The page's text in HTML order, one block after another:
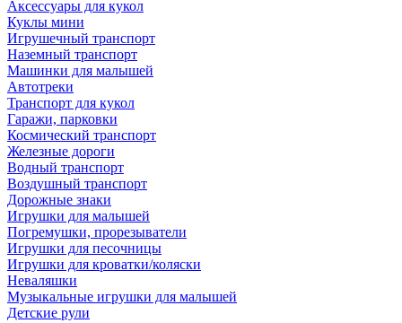
Аксессуары для кукол
Куклы мини
Игрушечный транспорт
Наземный транспорт
Машинки для малышей
Автотреки
Транспорт для кукол
Гаражи, парковки
Космический транспорт
Железные дороги
Водный транспорт
Воздушный транспорт
Дорожные знаки
Игрушки для малышей
Погремушки, прорезыватели
Игрушки для песочницы
Игрушки для кроватки/коляски
Неваляшки
Музыкальные игрушки для малышей
Детские рули